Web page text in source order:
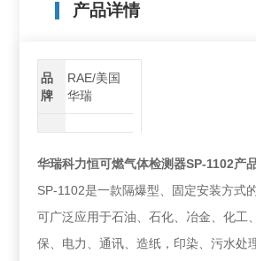
产品详情
品
牌
RAE/美国
华瑞
华瑞科力恒可燃气体检测器SP-1102产
SP-1102是一款隔爆型、固定安装方式
可广泛应用于石油、石化、冶金、化工
保、电力、通讯、造纸，印染、污水处